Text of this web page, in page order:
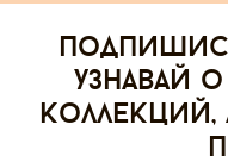
узнавай
коллекций,